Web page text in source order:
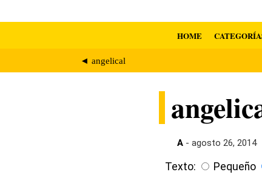
HOME
◄ angelical
A - agosto 26, 2014
Texto: Pequeño